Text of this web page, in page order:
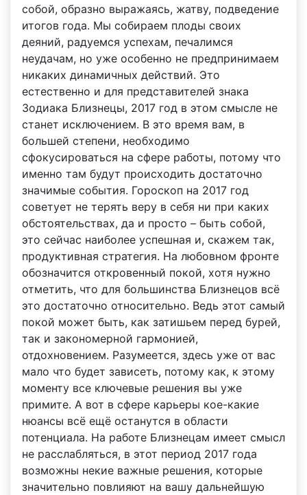
собой, образно выражаясь, жатву, подведение
итогов года. Мы собираем плоды своих
деяний, радуемся успехам, печалимся
неудачам, но уже особенно не предпринимаем
никаких динамичных действий. Это
естественно и для представителей знака
Зодиака Близнецы, 2017 год в этом смысле не
станет исключением. В это время вам, в
большей степени, необходимо
сфокусироваться на сфере работы, потому что
именно там будут происходить достаточно
значимые события. Гороскоп на 2017 год
советует не терять веру в себя ни при каких
обстоятельствах, да и просто – быть собой,
это сейчас наиболее успешная и, скажем так,
продуктивная стратегия. На любовном фронте
обозначится откровенный покой, хотя нужно
отметить, что для большинства Близнецов всё
это достаточно относительно. Ведь этот самый
покой может быть, как затишьем перед бурей,
так и закономерной гармонией,
отдохновением. Разумеется, здесь уже от вас
мало что будет зависеть, потому как, к этому
моменту все ключевые решения вы уже
примите. А вот в сфере карьеры кое-какие
нюансы всё ещё останутся в области
потенциала. На работе Близнецам имеет смысл
не расслабляться, в этот период 2017 года
возможны некие важные решения, которые
значительно повлияют на вашу дальнейшую